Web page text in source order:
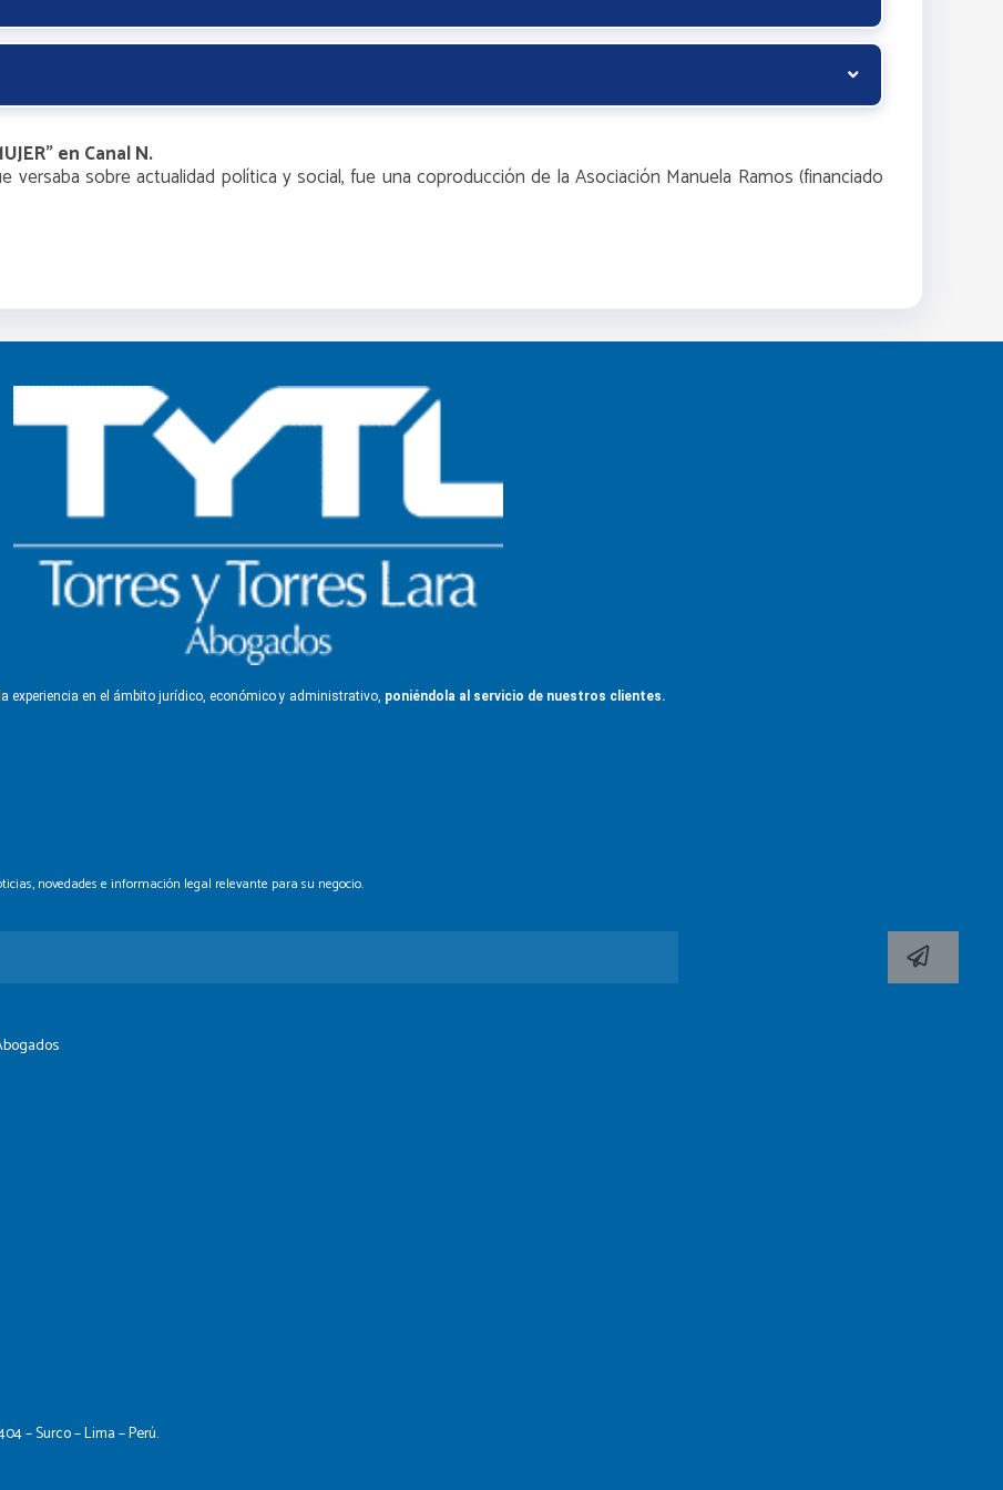
en Canal N.
versaba sobre actualidad política y social, fue una coproducción de la Asociación Manuela Ramos (financiado
experiencia en el ámbito jurídico, económico y administrativo, poniéndola al servicio de nuestros clientes.
novedades e información legal relevante para su negocio.
– Surco – Lima – Perú.